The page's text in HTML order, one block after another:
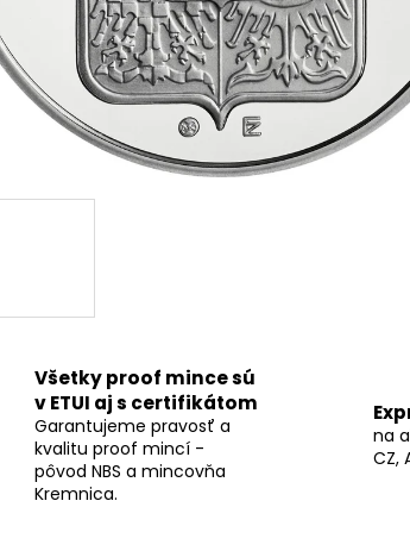
Všetky proof mince sú
v ETUI aj s certifikátom
Garantujeme pravosť a
kvalitu proof mincí -
pôvod NBS a mincovňa
Kremnica.
na
CZ,